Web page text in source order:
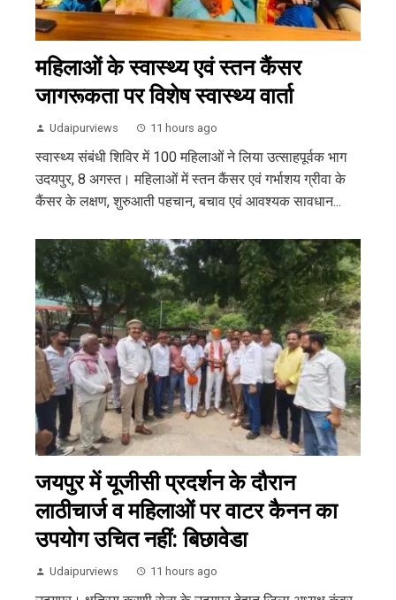
महिलाओं के स्वास्थ्य एवं स्तन कैंसर
जागरूकता पर विशेष स्वास्थ्य वार्ता
Udaipurviews 11 hours ago
स्वास्थ्य संबंधी शिविर में 100 महिलाओं ने लिया उत्साहपूर्वक भाग
उदयपुर, 8 अगस्त। महिलाओं में स्तन कैंसर एवं गर्भाशय ग्रीवा के
कैंसर के लक्षण, शुरुआती पहचान, बचाव एवं आवश्यक सावधान...
जयपुर में यूजीसी प्रदर्शन के दौरान
लाठीचार्ज व महिलाओं पर वाटर कैनन का
उपयोग उचित नहीं: बिछावेडा
Udaipurviews 11 hours ago